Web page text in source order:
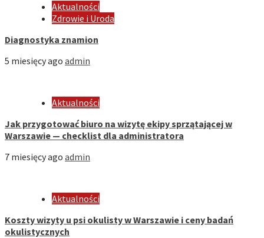
Aktualności
Zdrowie i Uroda
Diagnostyka znamion
5 miesięcy ago admin
Aktualności
Jak przygotować biuro na wizytę ekipy sprzątającej w
Warszawie — checklist dla administratora
7 miesięcy ago admin
Aktualności
Koszty wizyty u psi okulisty w Warszawie i ceny badań
okulistycznych